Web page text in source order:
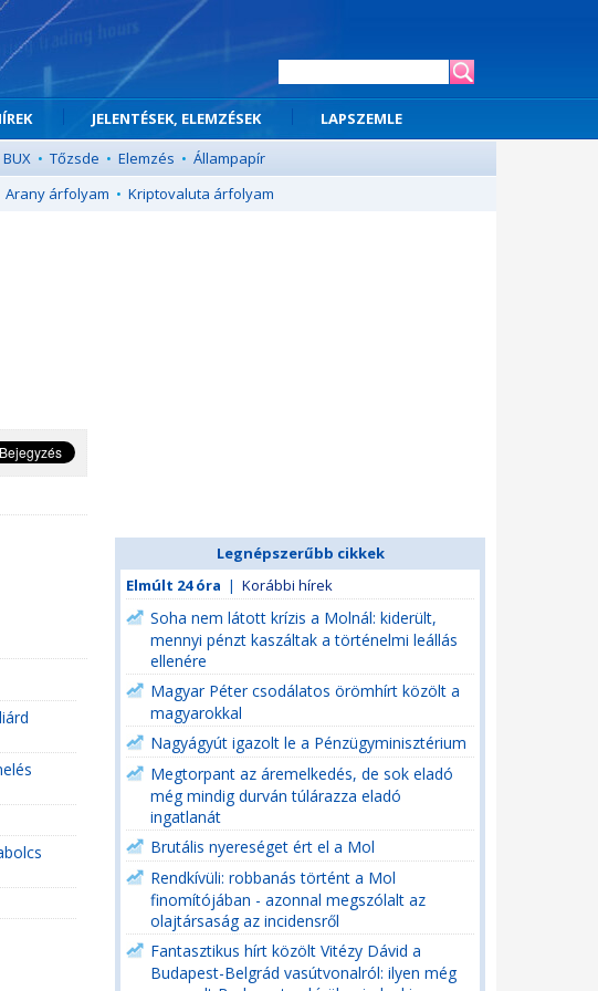
JELENTÉSEK, ELEMZÉSEK
LAPSZEMLE
BUX • Tőzsde • Elemzés • Állampapír
Arany árfolyam • Kriptovaluta árfolyam
Legnépszerűbb cikkek
Elmúlt 24 óra | Korábbi hírek
Soha nem látott krízis a Molnál: kiderült,
mennyi pénzt kaszáltak a történelmi leállás
ellenére
Magyar Péter csodálatos örömhírt közölt a
magyarokkal
Nagyágyút igazolt le a Pénzügyminisztérium
Megtorpant az áremelkedés, de sok eladó
még mindig durván túlárazza eladó
ingatlanát
Brutális nyereséget ért el a Mol
Rendkívüli: robbanás történt a Mol
finomítójában - azonnal megszólalt az
olajtársaság az incidensről
Fantasztikus hírt közölt Vitézy Dávid a
Budapest-Belgrád vasútvonalról: ilyen még